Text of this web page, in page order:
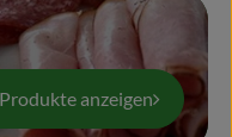
anzeigen